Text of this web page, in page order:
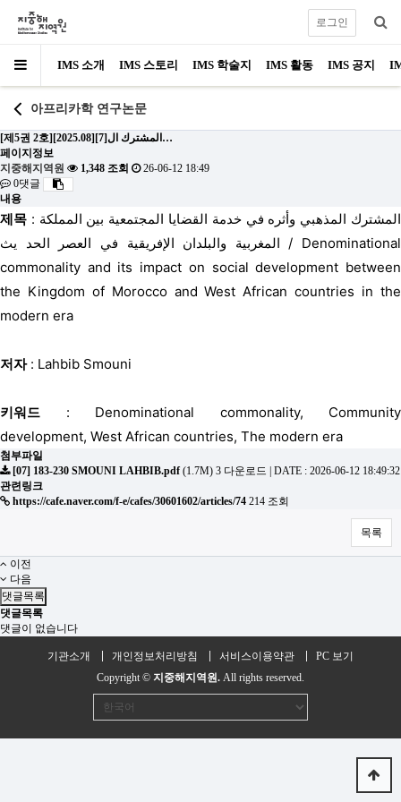
IMS 소개 IMS 스토리 IMS 학술지 IMS 활동 IMS 공지
로그인
아프리카학 연구논문
[제5권 2호][2025.08][7]المشترك ال…
페이지정보
지중해지역원
1,348 조회
26-06-12 18:49
0댓글
내용
제목 : المشترك المذهبي وأثره في خدمة القضايا المجتمعية بين المملكة
المغربية والبلدان الإفريقية في العصر الحد يث / Denominational
commonality and its impact on social development between
the Kingdom of Morocco and West African countries in the
modern era
저자: Lahbib Smouni
키워드 : Denominational commonality, Community
development, West African countries, The modern era
첨부파일
[07] 183-230 SMOUNI LAHBIB.pdf(1.7M) 3 다운로드
DATE : 2026-06-12 18:49:32
관련링크
https://cafe.naver.com/f-e/cafes/30601602/articles/74 214 조회
목록
이전
다음
댓글목록
댓글목록
댓글이 없습니다
기관소개 개인정보처리방침 서비스이용약관
PC 보기
Copyright © 지중해지역원. All rights reserved.